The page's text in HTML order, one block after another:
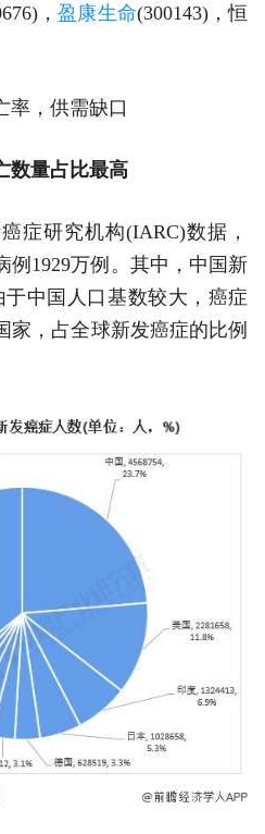
，盈康生命(300143)，恒
率，供需缺口
数量占比最高
症研究机构(IARC)数据，
例1929万例。其中，中国新
中国人口基数较大，癌症
家，占全球新发癌症的比例